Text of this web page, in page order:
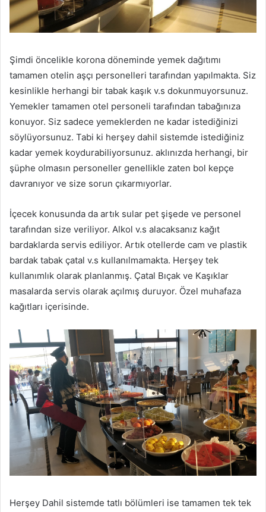
Şimdi öncelikle korona döneminde yemek dağıtımı
tamamen otelin aşçı personelleri tarafından yapılmakta. Siz
kesinlikle herhangi bir tabak kaşık v.s dokunmuyorsunuz.
Yemekler tamamen otel personeli tarafından tabağınıza
konuyor. Siz sadece yemeklerden ne kadar istediğinizi
söylüyorsunuz. Tabi ki herşey dahil sistemde istediğiniz
kadar yemek koydurabiliyorsunuz. aklınızda herhangi, bir
şüphe olmasın personeller genellikle zaten bol kepçe
davranıyor ve size sorun çıkarmıyorlar.
İçecek konusunda da artık sular pet şişede ve personel
tarafından size veriliyor. Alkol v.s alacaksanız kağıt
bardaklarda servis ediliyor. Artık otellerde cam ve plastik
bardak tabak çatal v.s kullanılmamakta. Herşey tek
kullanımlık olarak planlanmış. Çatal Bıçak ve Kaşıklar
masalarda servis olarak açılmış duruyor. Özel muhafaza
kağıtları içerisinde.
Herşey Dahil sistemde tatlı bölümleri ise tamamen tek tek